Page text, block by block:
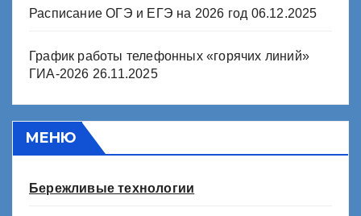
Расписание ОГЭ и ЕГЭ на 2026 год 06.12.2025
График работы телефонных «горячих линий»
ГИА-2026 26.11.2025
МЕНЮ
Бережливые технологии